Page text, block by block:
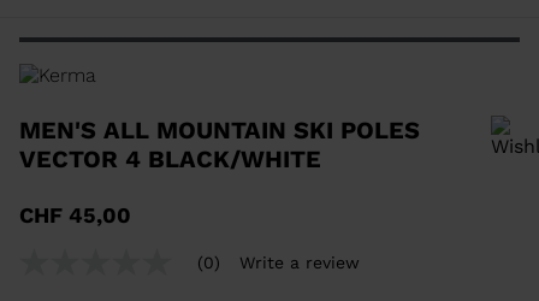
MEN'S ALL MOUNTAIN SKI POLES
VECTOR 4 BLACK/WHITE
CHF 45,00
(0) Write a review